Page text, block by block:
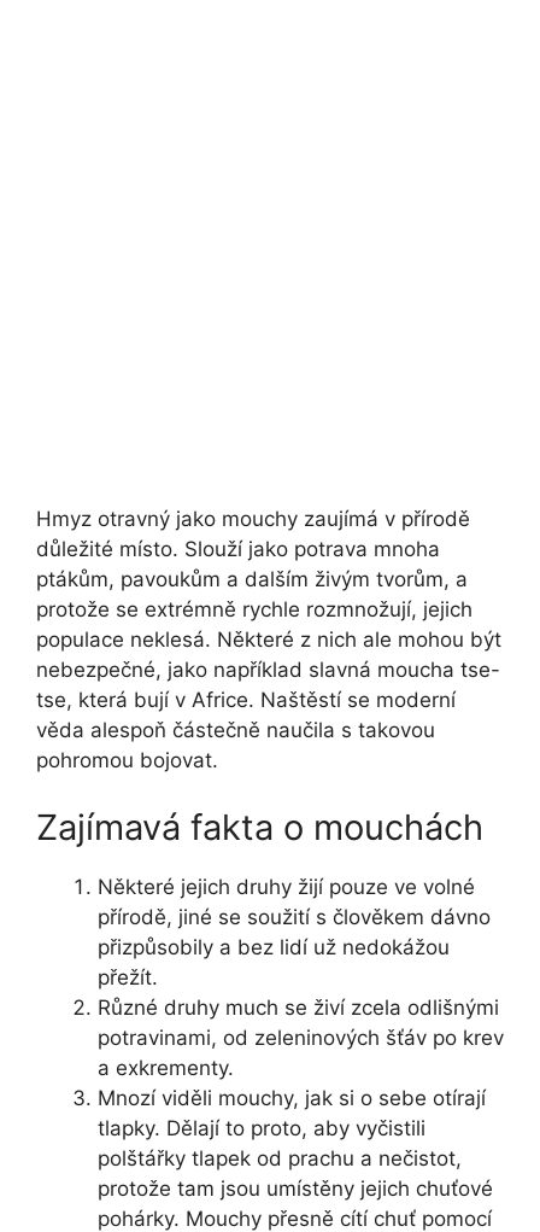
Hmyz otravný jako mouchy zaujímá v přírodě
důležité místo. Slouží jako potrava mnoha
ptákům, pavoukům a dalším živým tvorům, a
protože se extrémně rychle rozmnožují, jejich
populace neklesá. Některé z nich ale mohou být
nebezpečné, jako například slavná moucha tse-
tse, která bují v Africe. Naštěstí se moderní
věda alespoň částečně naučila s takovou
pohromou bojovat.
Zajímavá fakta o mouchách
Některé jejich druhy žijí pouze ve volné
přírodě, jiné se soužití s ​​člověkem dávno
přizpůsobily a bez lidí už nedokážou
přežít.
Různé druhy much se živí zcela odlišnými
potravinami, od zeleninových šťáv po krev
a exkrementy.
Mnozí viděli mouchy, jak si o sebe otírají
tlapky. Dělají to proto, aby vyčistili
polštářky tlapek od prachu a nečistot,
protože tam jsou umístěny jejich chuťové
pohárky. Mouchy přesně cítí chuť pomocí